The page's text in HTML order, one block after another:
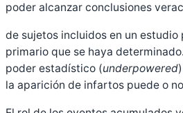
poder alcanzar conclusiones
de sujetos incluidos en un
primario que se haya
poder estadístico (underpowered
la aparición de infartos puede o